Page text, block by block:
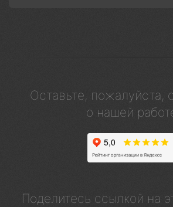
Оставьте, пожалуйста,
о нашей
Поделитесь ссылкой на